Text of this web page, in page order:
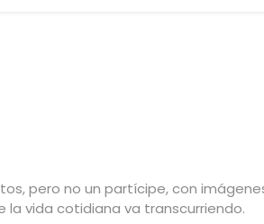
pero no un partícipe, con
vida cotidiana va transcurriendo.